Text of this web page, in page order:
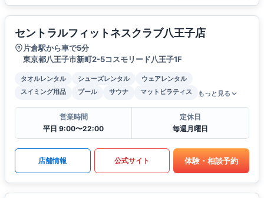
セントラルフィットネスクラブ八王子店
片倉駅から車で5分
東京都八王子市新町2-5コスモリード八王子1F
タオルレンタル シューズレンタル
ウェアレンタル
スイミング用品
プール サウナ マットピラティス もっと見る
営業時間
平日 9:00〜22:00
定休日
毎週月曜日
店舗情報 公式サイト 体験・相談予約